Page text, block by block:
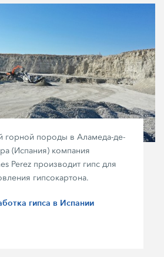
горной породы в Аламеда-де-
(Испания) компания
Perezпроизводит гипс для
гипсокартона.
гипса в Испании